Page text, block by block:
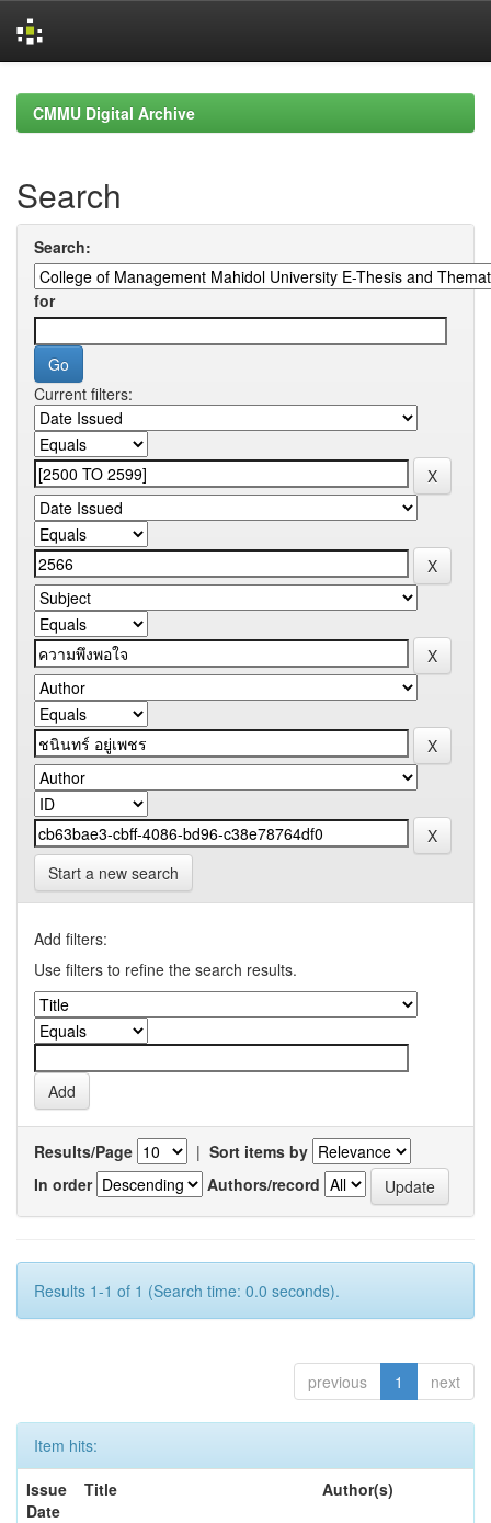
navigationCMMU Digital Archive
Search
Search:
for
Current filters:
Start a new search
Add filters:
Use filters to refine the search results.
Results/Page | Sort items by
In order
Authors/record
Results 1-1 of 1 (Search time: 0.0 seconds).
previous 1 next
Item hits:
Issue
Date
Title Author(s)